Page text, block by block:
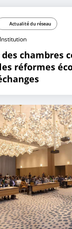
Actualité du réseau
Institution
chambres
les réformes